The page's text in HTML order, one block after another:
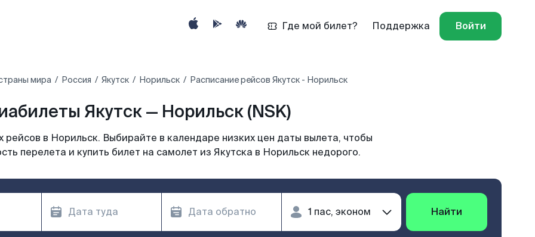
Где мой билет? Поддержка Войти
мира Россия Якутск Норильск Расписание рейсов Якутск - Норильск
Якутск — Норильск (NSK)
в Норильск. Выбирайте в календаре низких цен даты вылета, чтобы
перелета и купить билет на самолет из Якутска в Норильск недорого.
Найти